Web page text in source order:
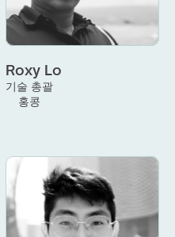
Roxy Lo
기술 총괄
홍콩